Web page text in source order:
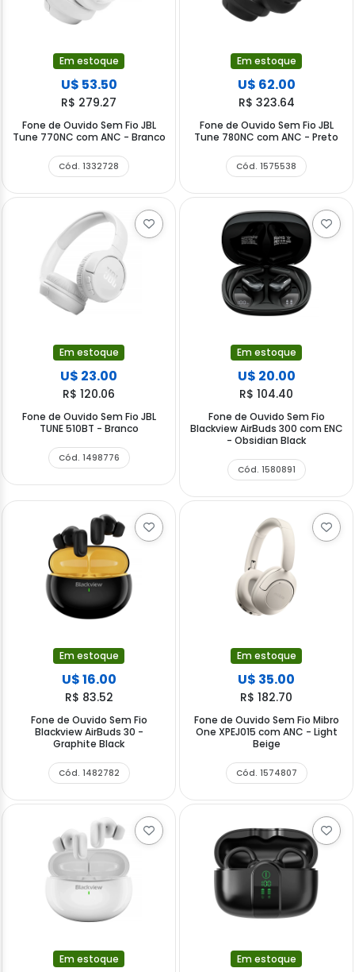
Em estoque
U$ 53.50
R$ 279.27
Fone de Ouvido Sem Fio JBL
Tune 770NC com ANC - Branco
Cód. 1332728
Em estoque
U$ 62.00
R$ 323.64
Fone de Ouvido Sem Fio JBL
Tune 780NC com ANC - Preto
Cód. 1575538
Em estoque
U$ 23.00
R$ 120.06
Fone de Ouvido Sem Fio JBL
TUNE 510BT - Branco
Cód. 1498776
Em estoque
U$ 20.00
R$ 104.40
Fone de Ouvido Sem Fio
Blackview AirBuds 300 com ENC
- Obsidian Black
Cód. 1580891
Em estoque
U$ 16.00
R$ 83.52
Fone de Ouvido Sem Fio
Blackview AirBuds 30 -
Graphite Black
Cód. 1482782
Em estoque
U$ 35.00
R$ 182.70
Fone de Ouvido Sem Fio Mibro
One XPEJ015 com ANC - Light
Beige
Cód. 1574807
Em estoque Em estoque